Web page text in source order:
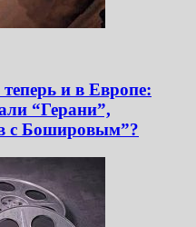
и в Европе:
“Герани”,
с Бошировым”?